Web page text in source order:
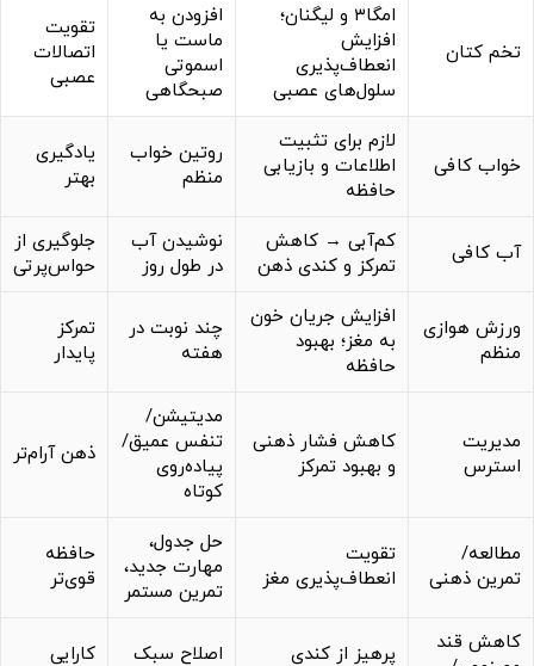
تخم کتان
امگا۳ و لیگنان؛
افزایش
انعطاف‌پذیری
سلول‌های عصبی
افزودن به
ماست یا
اسموتی
صبحگاهی
تقویت
اتصالات
عصبی
خواب کافی
لازم برای تثبیت
اطلاعات و بازیابی
حافظه
روتین خواب
منظم
یادگیری
بهتر
آب کافی
کم‌آبی → کاهش
تمرکز و کندی ذهن
نوشیدن آب
در طول روز
جلوگیری از
حواس‌پرتی
ورزش هوازی
منظم
افزایش جریان خون
به مغز؛ بهبود
حافظه
چند نوبت در
هفته
تمرکز
پایدار
مدیریت
استرس
کاهش فشار ذهنی
و بهبود تمرکز
مدیتیشن/
تنفس عمیق/
پیاده‌روی
کوتاه
ذهن آرام‌تر
مطالعه/
تمرین ذهنی
تقویت
انعطاف‌پذیری مغز
حل جدول،
مهارت جدید،
تمرین مستمر
حافظه
قوی‌تر
کاهش قند
پرهیز از کندی
اصلاح سبک
کارایی